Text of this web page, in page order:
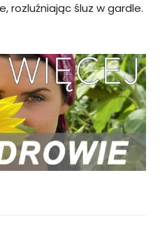
rozluźniając śluz w gardle.